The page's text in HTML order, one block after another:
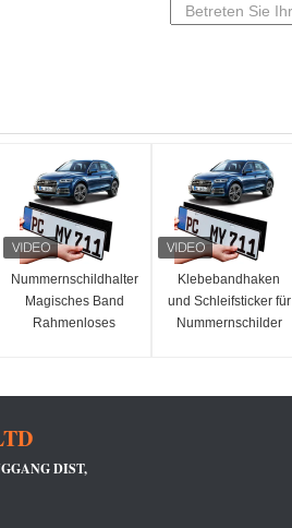
Nummernschildhalter
Magisches Band
Rahmenloses
Klebebandhaken
und Schleifsticker für
Nummernschilder
DIST, S